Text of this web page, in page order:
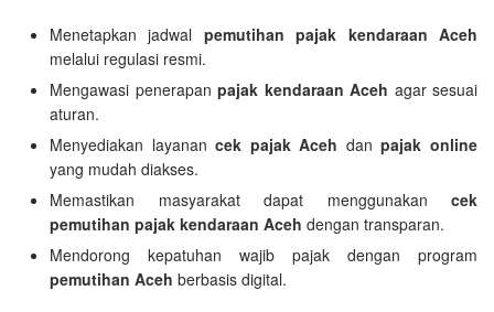
Menetapkan jadwal pemutihan pajak kendaraan Aceh
melalui regulasi resmi.
Mengawasi penerapan pajak kendaraan Aceh agar sesuai
aturan.
Menyediakan layanancek pajak Aceh danpajak online
yang mudah diakses.
Memastikan masyarakat dapat menggunakan cek
pemutihan pajak kendaraan Aceh dengan transparan.
Mendorong kepatuhan wajib pajak dengan program
pemutihan Aceh berbasis digital.